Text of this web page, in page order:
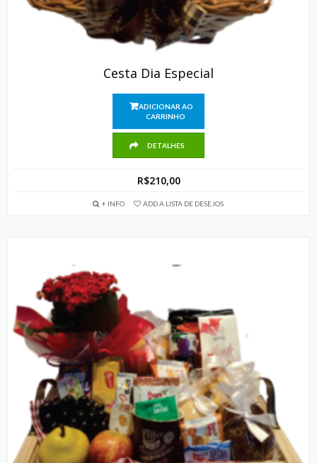
Cesta Dia Especial
ADICIONAR AO
CARRINHO
DETALHES
R$210,00
+ INFO ADD A LISTA DE DESEJOS